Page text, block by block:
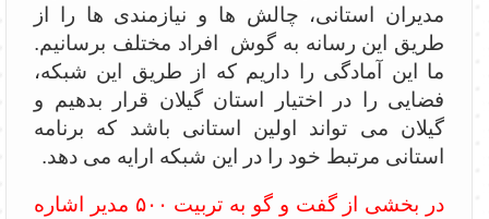
مدیران استانی، چالش ها و نیازمندی ها را از
طریق این رسانه به گوش افراد مختلف برسانیم.
ما این آمادگی را داریم که از طریق این شبکه،
فضایی را در اختیار استان گیلان قرار بدهیم و
گیلان می تواند اولین استانی باشد که برنامه
استانی مرتبط خود را در این شبکه ارایه می دهد.
در بخشی از گفت و گو به تربیت ۵۰۰ مدیر اشاره